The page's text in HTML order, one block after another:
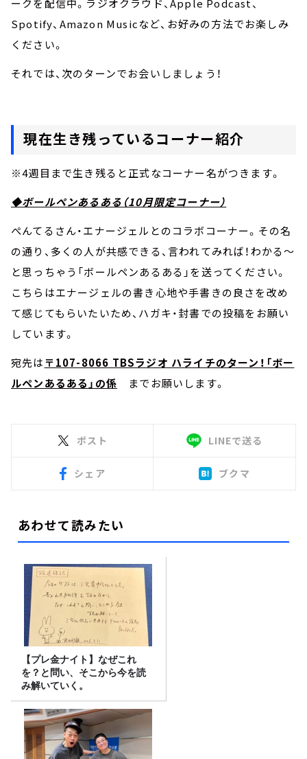
ークを配信中。ラジオクラウド、Apple Podcast、
Spotify、Amazon Musicなど、お好みの方法でお楽しみ
ください。
それでは、次のターンでお会いしましょう！
現在生き残っているコーナー紹介
※4週目まで生き残ると正式なコーナー名がつきます。
◆ボールペンあるある（10月限定コーナー）
ぺんてるさん・エナージェルとのコラボコーナー。その名
の通り、多くの人が共感できる、言われてみれば！わかる～
と思っちゃう「ボールペンあるある」を送ってください。
こちらはエナージェルの書き心地や手書きの良さを改め
て感じてもらいたいため、ハガキ・封書での投稿をお願い
しています。
宛先は 〒107-8066 TBSラジオ ハライチのターン！「ボー
ルペンあるある」の係 までお願いします。
ポスト LINEで送る
シェア ブクマ
あわせて読みたい
【プレ金ナイト】なぜこれ
を？と問い、そこから今を読
み解いていく。